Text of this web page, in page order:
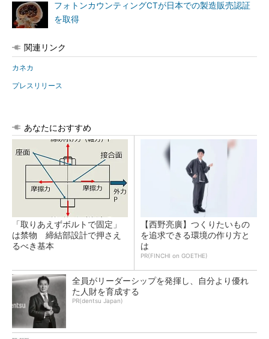
フォトンカウンティングCTが日本での製造販売認証
を取得
関連リンク
カネカ
プレスリリース
あなたにおすすめ
「取りあえずボルトで固定」
は禁物 締結部設計で押さえ
るべき基本
【西野亮廣】つくりたいもの
を追求できる環境の作り方と
は
PR(FINCHI on GOETHE)
全員がリーダーシップを発揮し、自分より優れ
た人財を育成する
PR(dentsu Japan)